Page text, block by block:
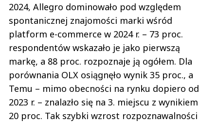
2024, Allegro dominowało pod względem
spontanicznej znajomości marki wśród
platform e-commerce w 2024 r. – 73 proc.
respondentów wskazało je jako pierwszą
markę, a 88 proc. rozpoznaje ją ogółem. Dla
porównania OLX osiągnęło wynik 35 proc., a
Temu – mimo obecności na rynku dopiero od
2023 r. – znalazło się na 3. miejscu z wynikiem
20 proc. Tak szybki wzrost rozpoznawalności